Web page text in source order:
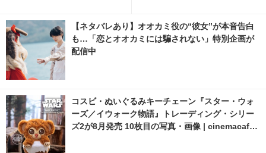
真・画像 | cinemacafe.net
ャツが乾くまで」5話
【ネタバレあり】オオカミ役の“彼女”が本音告白
も…「恋とオオカミには騙されない」特別企画が
配信中
コスビ・ぬいぐるみキーチェーン『スター・ウォ
ーズ／イウォーク物語』トレーディング・シリー
ズ2が8月発売 10枚目の写真・画像 | cinemacafe.